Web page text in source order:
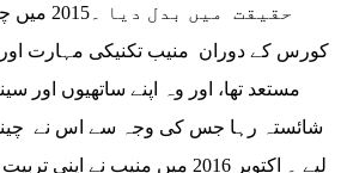
کورس کے دوران منیب تکنیکی مہارت اور
مستعد تھا، اور وہ اپنے ساتھیوں اور
شائستہ رہا جس کی وجہ سے اس نے
لیے ۔ اکتوبر 2016 میں منیب نے